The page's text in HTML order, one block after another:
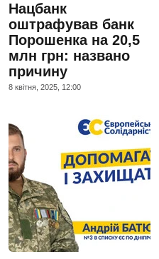
Нацбанк
оштрафував банк
Порошенка на 20,5
млн грн: названо
причину
8 квiтня, 2025, 12:00